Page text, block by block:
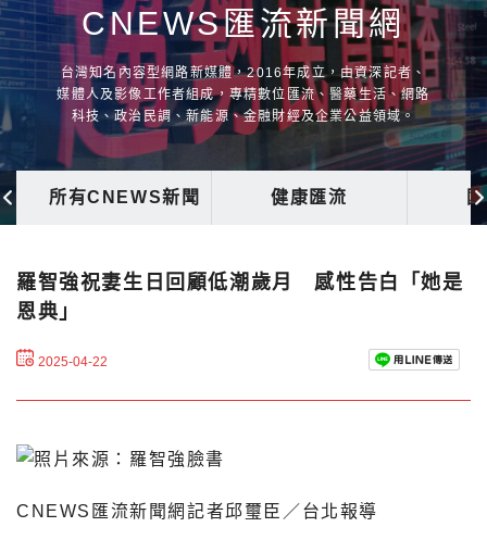
CNEWS匯流新聞網
台灣知名內容型網路新媒體，2016年成立，由資深記者、
媒體人及影像工作者組成，專精數位匯流、醫藥生活、網路
科技、政治民調、新能源、金融財經及企業公益領域。
所有CNEWS新聞 健康匯流
羅智強祝妻生日回顧低潮歲月 感性告白「她是
恩典」
2025-04-22
CNEWS匯流新聞網記者邱璽臣／台北報導